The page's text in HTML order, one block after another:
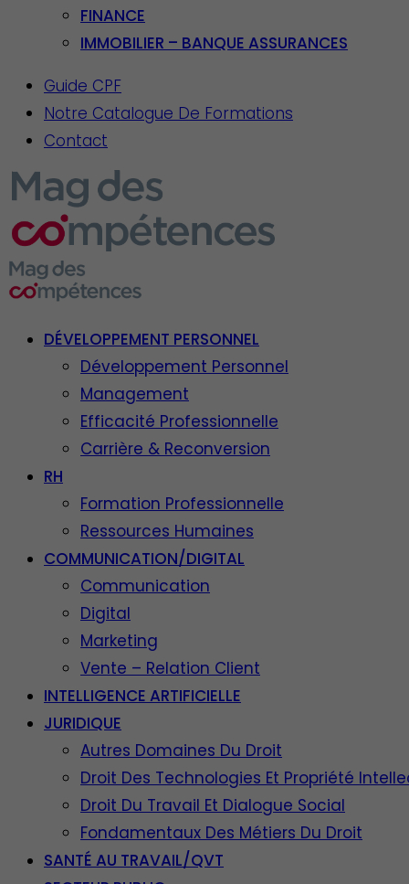
FINANCE
IMMOBILIER – BANQUE ASSURANCES
Guide CPF
Notre Catalogue De Formations
Contact
DÉVELOPPEMENT PERSONNEL
Développement Personnel
Management
Efficacité Professionnelle
Carrière & Reconversion
RH
Formation Professionnelle
Ressources Humaines
COMMUNICATION/DIGITAL
Communication
Digital
Marketing
Vente – Relation Client
INTELLIGENCE ARTIFICIELLE
JURIDIQUE
Autres Domaines Du Droit
Droit Des Technologies Et Propriété
Droit Du Travail Et Dialogue Social
Fondamentaux Des Métiers Du Droit
SANTÉ AU TRAVAIL/QVT